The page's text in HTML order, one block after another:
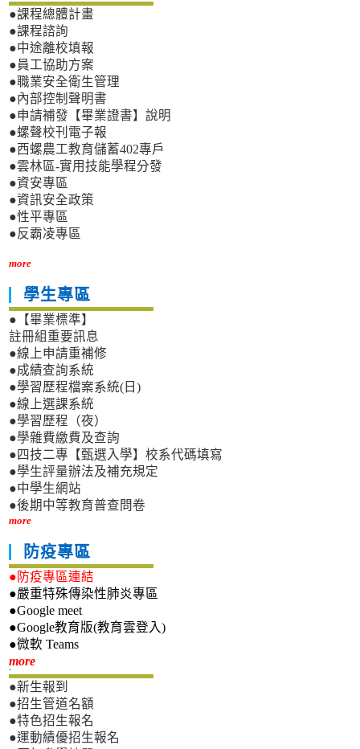
●課程總體計畫
●課程諮詢
●中途離校填報
●員工協助方案
●職業安全衛生管理
●內部控制聲明書
●申請補發【畢業證書】說明
●螺聲校刊電子報
●西螺農工教育儲蓄402專戶
●雲林區-實用技能學程分發
●資安專區
●資訊安全政策
●性平專區
●反霸凌專區
more
學生專區
●【畢業標準】
註冊組重要訊息
●線上申請重補修
●成績查詢系統
●學習歷程檔案系統(日)
●線上選課系統
●學習歷程（夜）
●學雜費繳費及查詢
●四技二專【甄選入學】校系代碼填寫
●學生評量辦法及補充規定
●中學生網站
●後期中等教育普查問卷
more
防疫專區
●防疫專區連結
●嚴重特殊傳染性肺炎專區
●Google meet
●Google教育版(教育雲登入)
●微軟 Teams
more新生專區
●新生報到
●招生管道名額
●特色招生報名
●運動績優招生報名